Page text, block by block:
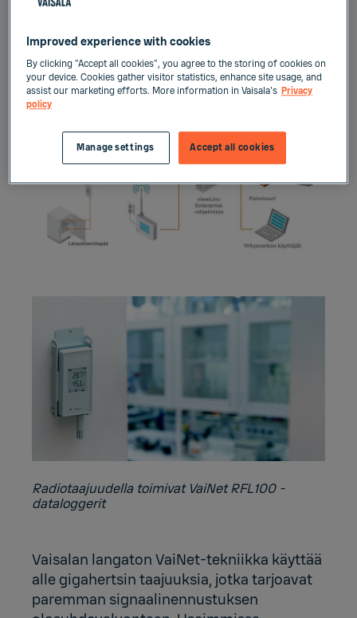
Radiotaajuudella toimivat VaiNet RFL100 -
dataloggerit
Vaisalan langaton VaiNet-tekniikka käyttää
alle gigahertsin taajuuksia, jotka tarjoavat
paremman signaalinennustuksen
Improved experience with cookies
By clicking “Accept all cookies”, you agree to the storing of cookies on
your device. Cookies gather visitor statistics, enhance site usage, and
assist our marketing efforts. More information in Vaisala's Privacy
policy
Accept all cookies
Manage settings